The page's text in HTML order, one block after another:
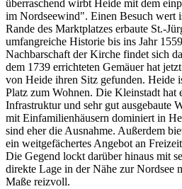
überraschend wirbt Heide mit dem
im Nordseewind". Einen Besuch wert
Rande des Marktplatzes erbaute St.-
umfangreiche Historie bis ins Jahr
Nachbarschaft der Kirche findet sich
dem 1739 errichteten Gemäuer hat
von Heide ihren Sitz gefunden. Heide
Platz zum Wohnen. Die Kleinstadt hat
Infrastruktur und sehr gut ausgebaute
mit Einfamilienhäusern dominiert in
sind eher die Ausnahme. Außerdem
ein weitgefächertes Angebot an
Die Gegend lockt darüber hinaus mit
direkte Lage in der Nähe zur Nordsee
Maße reizvoll.